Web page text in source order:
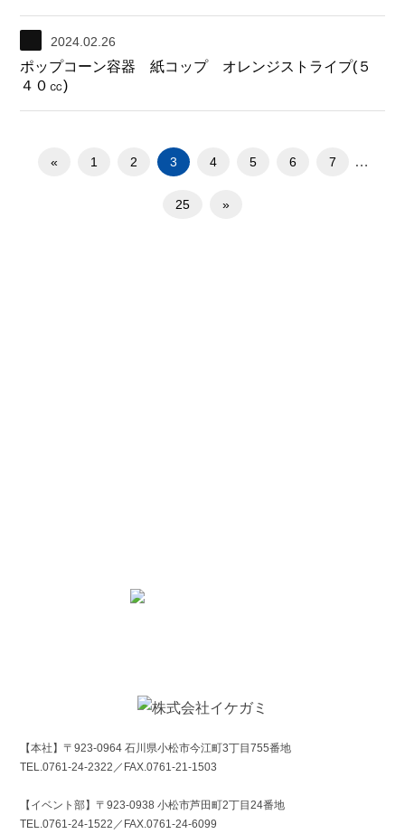
2024.02.26
ポップコーン容器 紙コップ オレンジストライプ(５
４０㏄)
« 1 2 3 4 5 6 7 …
25 »
【本社】〒923-0964 石川県小松市今江町3丁目755番地
TEL.0761-24-2322／FAX.0761-21-1503
【イベント部】〒923-0938 小松市芦田町2丁目24番地
TEL.0761-24-1522／FAX.0761-24-6099